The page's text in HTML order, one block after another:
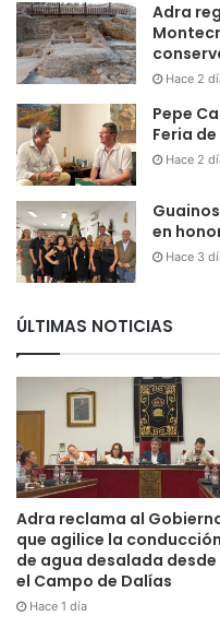
Adra
Hace 2
Pepe
Feria
Hace 2
en
Hace 3
ÚLTIMAS NOTICIAS
Adra reclama al
que agilice la conducción
de agua desalada desde
el Campo de Dalías
Hace 1 día